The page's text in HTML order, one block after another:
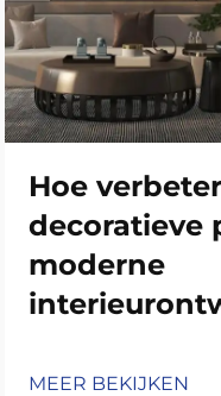
Hoe
decoratieve
moderne
MEER BEKIJKEN